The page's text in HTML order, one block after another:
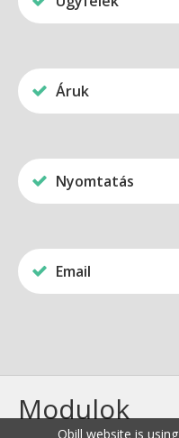
Áruk
Nyomtatás
Email
Modulok
Qbill website is using